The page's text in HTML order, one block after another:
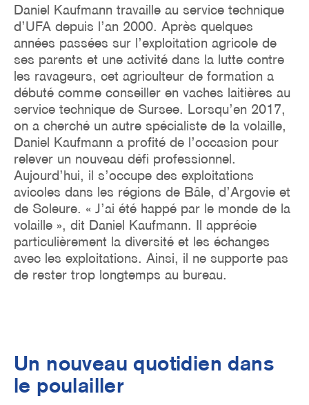
Daniel Kaufmann travaille au service technique
d’UFA depuis l’an 2000. Après quelques
années passées sur l’exploitation agricole de
ses parents et une activité dans la lutte contre
les ravageurs, cet agriculteur de formation a
débuté comme conseiller en vaches laitières au
service technique de Sursee. Lorsqu’en 2017,
on a cherché un autre spécialiste de la volaille,
Daniel Kaufmann a profité de l’occasion pour
relever un nouveau défi professionnel.
Aujourd’hui, il s’occupe des exploitations
avicoles dans les régions de Bâle, d’Argovie et
de Soleure. « J’ai été happé par le monde de la
volaille », dit Daniel Kaufmann. Il apprécie
particulièrement la diversité et les échanges
avec les exploitations. Ainsi, il ne supporte pas
de rester trop longtemps au bureau.
Un nouveau quotidien dans
le poulailler